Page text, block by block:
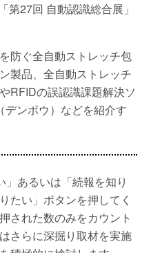
第27回 自動認識総合展」
防ぐ全自動ストレッチ包
製品、全自動ストレッチ
RFIDの誤認識課題解決ソ
デンボウ）などを紹介す
あるいは「続報を知り
たい」ボタンを押してく
された数のみをカウント
さらに深掘り取材を実施